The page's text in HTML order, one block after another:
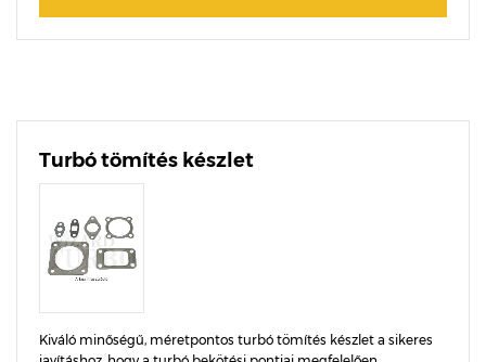
Turbó tömítés készlet
Kiváló minőségű, méretpontos turbó tömítés készlet a sikeres